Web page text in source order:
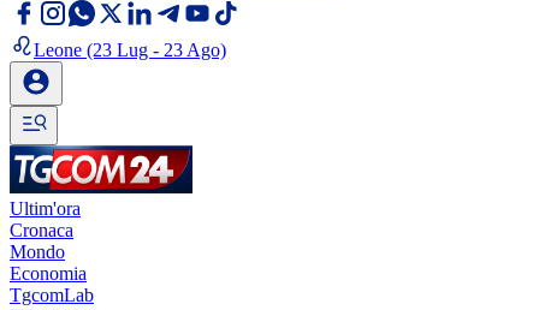
Leone (23 Lug - 23 Ago)
Ultim'ora
Cronaca
Mondo
Economia
TgcomLab